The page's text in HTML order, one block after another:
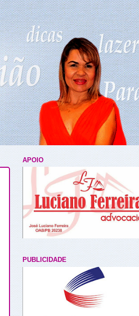
APOIO
PUBLICIDADE